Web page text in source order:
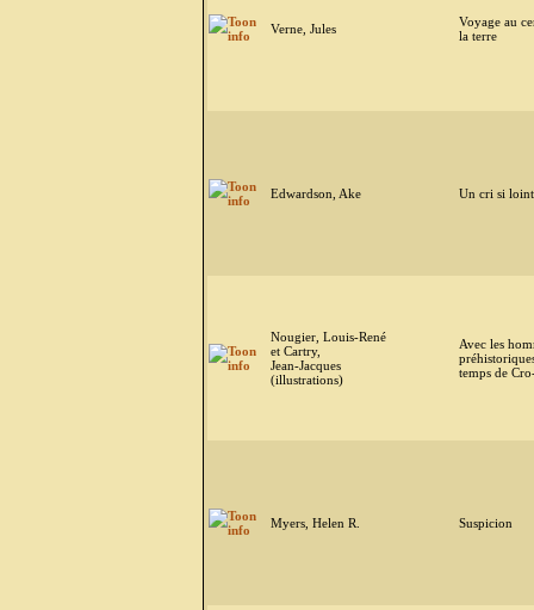
Verne, Jules
Voyage au
la terre
Edwardson, Ake Un cri si
Nougier, Louis-René
et Cartry,
Jean-Jacques
(illustrations)
Avec les
temps de
Myers, Helen R. Suspicion